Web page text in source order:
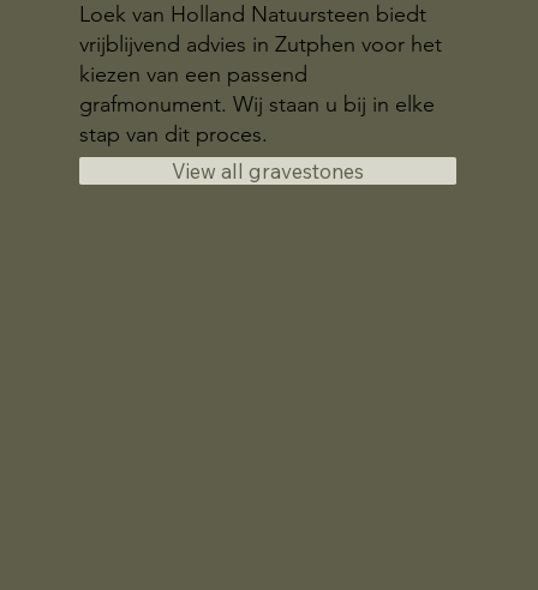
Loek van Holland Natuursteen biedt
vrijblijvend advies in Zutphen voor het
kiezen van een passend
grafmonument. Wij staan u bij in elke
stap van dit proces.
View all gravestones